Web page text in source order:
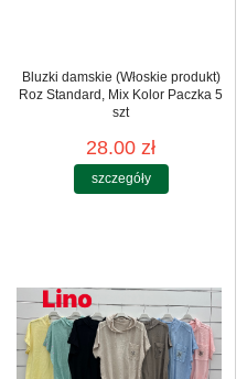
Bluzki damskie (Włoskie produkt)
Roz Standard, Mix Kolor Paczka 5
szt
28.00 zł
szczegóły